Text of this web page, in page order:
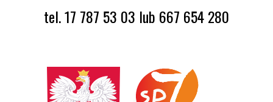
tel. 17 787 53 03 lub 667 654 280